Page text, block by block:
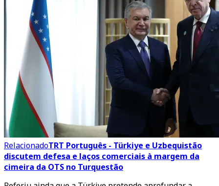
RelacionadoTRT Português - Türkiye e Uzbequistão
discutem defesa e laços comerciais à margem da
cimeira da OTS no Turquestão